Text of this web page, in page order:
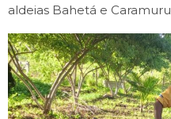
aldeias Bahetá e Caramuru